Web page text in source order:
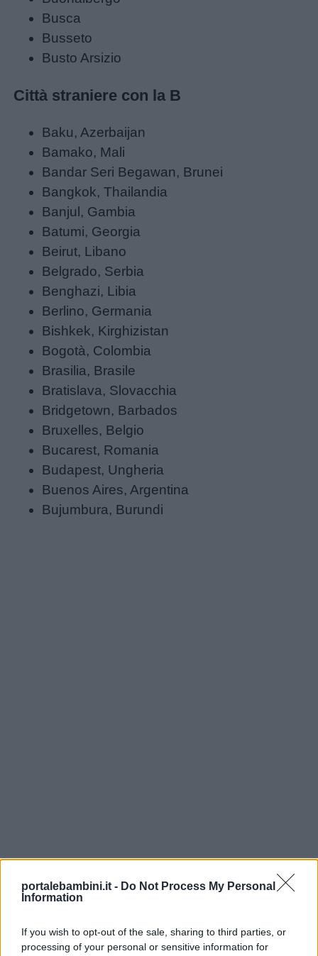
portalebambini.it - Do Not Process My Personal
Information
If you wish to opt-out of the sale, sharing to third parties, or
processing of your personal or sensitive information for
Filastrocche
Nomi
maschili
Nomi
femminili
Frasi
e
aforismi
Buongiorno
Buonanotte
Barzellette
Busca
Busseto
Busto Arsizio
Città straniere con la B
Baku, Azerbaijan
Bamako, Mali
Bandar Seri Begawan, Brunei
Bangkok, Thailandia
Banjul, Gambia
Batumi, Georgia
Beirut, Libano
Belgrado, Serbia
Benghazi, Libia
Berlino, Germania
Bishkek, Kirghizistan
Bogotà, Colombia
Brasilia, Brasile
Bratislava, Slovacchia
Bridgetown, Barbados
Bruxelles, Belgio
Bucarest, Romania
Budapest, Ungheria
Buenos Aires, Argentina
Bujumbura, Burundi